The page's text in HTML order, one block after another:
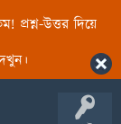
প্রশ্ন-উত্তর দিয়ে